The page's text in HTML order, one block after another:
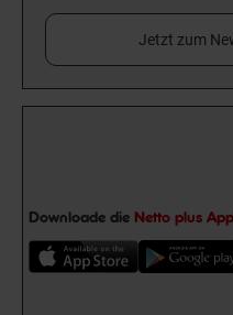
Jetzt zum
Downloade die Netto plus